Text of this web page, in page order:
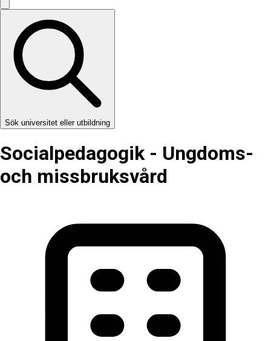
Sök universitet eller utbildning
Social­pedagogik - Ungdoms-
och missbruksvård